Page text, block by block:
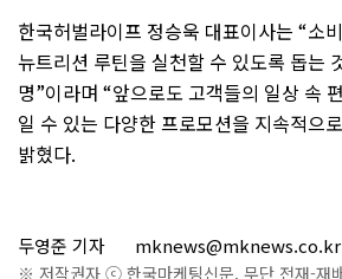
한국허벌라이프 정승욱 대표이사는 “소
뉴트리션 루틴을 실천할 수 있도록 돕는
명”이라며 “앞으로도 고객들의 일상 속
일 수 있는 다양한 프로모션을 지속적으
밝혔다.
두영준 기자 mknews@mknews.co.kr
※ 저작권자 ⓒ 한국마케팅신문. 무단 전재-재